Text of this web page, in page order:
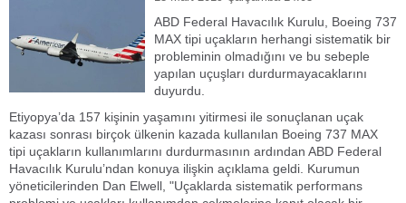
ABD Federal Havacılık Kurulu, Boeing 737
MAX tipi uçakların herhangi sistematik bir
probleminin olmadığını ve bu sebeple
yapılan uçuşları durdurmayacaklarını
duyurdu.
Etiyopya’da 157 kişinin yaşamını yitirmesi ile sonuçlanan uçak
kazası sonrası birçok ülkenin kazada kullanılan Boeing 737 MAX
tipi uçakların kullanımlarını durdurmasının ardından ABD Federal
Havacılık Kurulu’ndan konuya ilişkin açıklama geldi. Kurumun
yöneticilerinden Dan Elwell, "Uçaklarda sistematik performans